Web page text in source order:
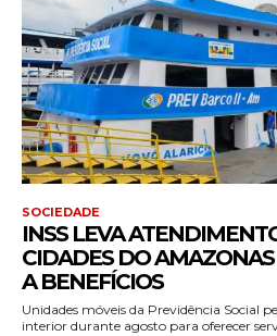
SOCIEDADE
INSS LEVA
CIDADES DO
A BENEFÍCIOS
Unidades móveis da Previdência Social
interior durante agosto para oferecer